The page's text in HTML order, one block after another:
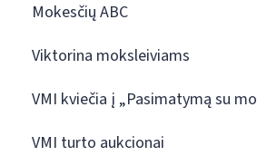
Mokesčių ABC
Viktorina moksleiviams
VMI kviečia į „Pasimatymą su
VMI turto aukcionai